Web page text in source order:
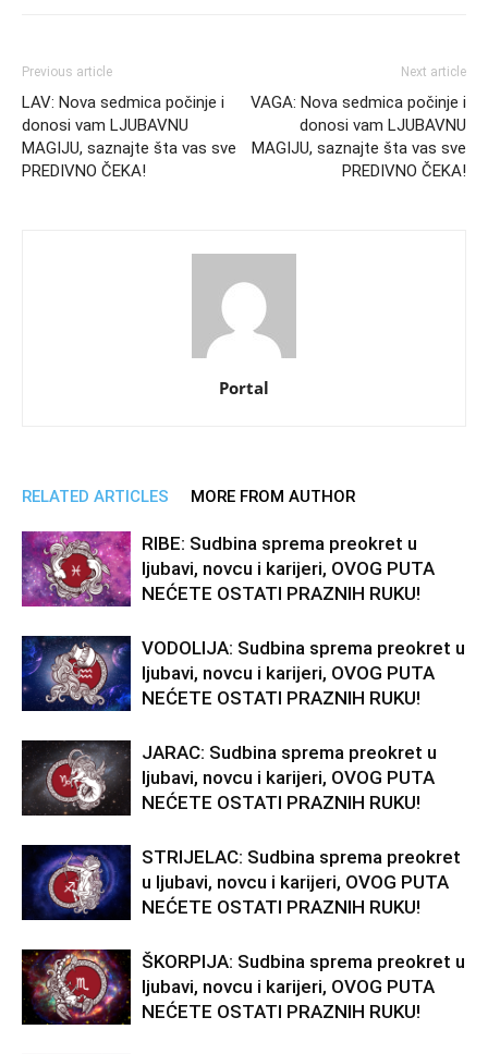
Previous article
LAV: Nova sedmica počinje i
donosi vam LJUBAVNU
MAGIJU, saznajte šta vas sve
PREDIVNO ČEKA!
Next article
VAGA: Nova sedmica počinje i
donosi vam LJUBAVNU
MAGIJU, saznajte šta vas sve
PREDIVNO ČEKA!
Portal
RELATED ARTICLES MORE FROM AUTHOR
RIBE: Sudbina sprema preokret u
ljubavi, novcu i karijeri, OVOG PUTA
NEĆETE OSTATI PRAZNIH RUKU!
VODOLIJA: Sudbina sprema preokret u
ljubavi, novcu i karijeri, OVOG PUTA
NEĆETE OSTATI PRAZNIH RUKU!
JARAC: Sudbina sprema preokret u
ljubavi, novcu i karijeri, OVOG PUTA
NEĆETE OSTATI PRAZNIH RUKU!
STRIJELAC: Sudbina sprema preokret
u ljubavi, novcu i karijeri, OVOG PUTA
NEĆETE OSTATI PRAZNIH RUKU!
ŠKORPIJA: Sudbina sprema preokret u
ljubavi, novcu i karijeri, OVOG PUTA
NEĆETE OSTATI PRAZNIH RUKU!